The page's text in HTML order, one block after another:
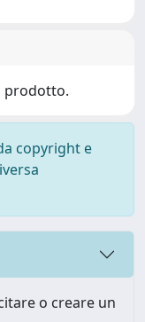
prodotto.
copyright e
o creare un